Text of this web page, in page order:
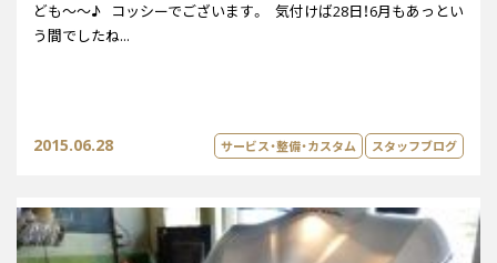
ども～～♪ コッシーでございます。 気付けば28日！6月もあっとい
う間でしたね...
2015.06.28 サービス・整備・カスタム スタッフブログ